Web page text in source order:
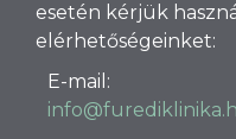
esetén kérjük
elérhetőségeinket:
E-mail: